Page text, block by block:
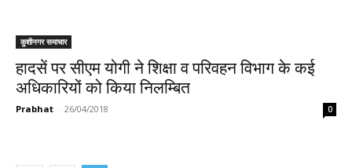
कुशीनगर समाचार
हादसें पर सीएम योगी ने शिक्षा व परिवहन विभाग के कई
अधिकारियों को किया निलम्बित
Prabhat - 26/04/2018 0